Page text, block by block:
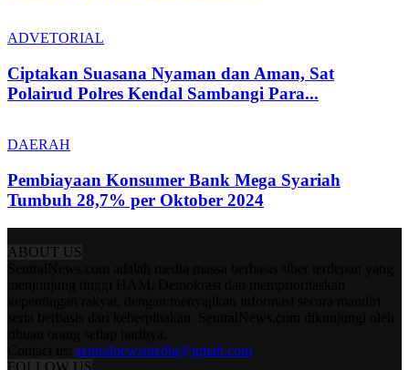
ADVETORIAL
Ciptakan Suasana Nyaman dan Aman, Sat
Polairud Polres Kendal Sambangi Para...
DAERAH
Pembiayaan Konsumer Bank Mega Syariah
Tumbuh 28,7% per Oktober 2024
ABOUT US
sentralnewsmedia@gmail.com
FOLLOW US